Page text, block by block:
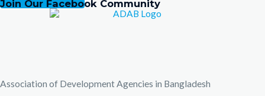
Join Our Facebook Community
Association of Development Agencies in Bangladesh